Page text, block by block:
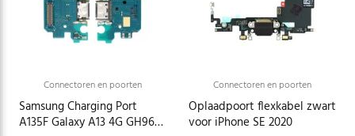
Connectoren en poorten
Samsung Charging Port
A135F Galaxy A13 4G GH96-
Connectoren en poorten
Oplaadpoort flexkabel zwart
voor iPhone SE 2020